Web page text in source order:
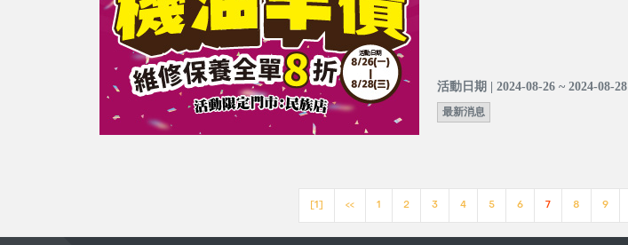
活動日期 | 2024-08-26 ~ 2024-08-28
最新消息
[1] << 1 2 3 4 5 6 7 8 9